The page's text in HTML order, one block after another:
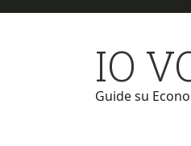
Skip
Skip
IO
Guide su